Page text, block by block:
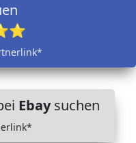
Ebaysuchen